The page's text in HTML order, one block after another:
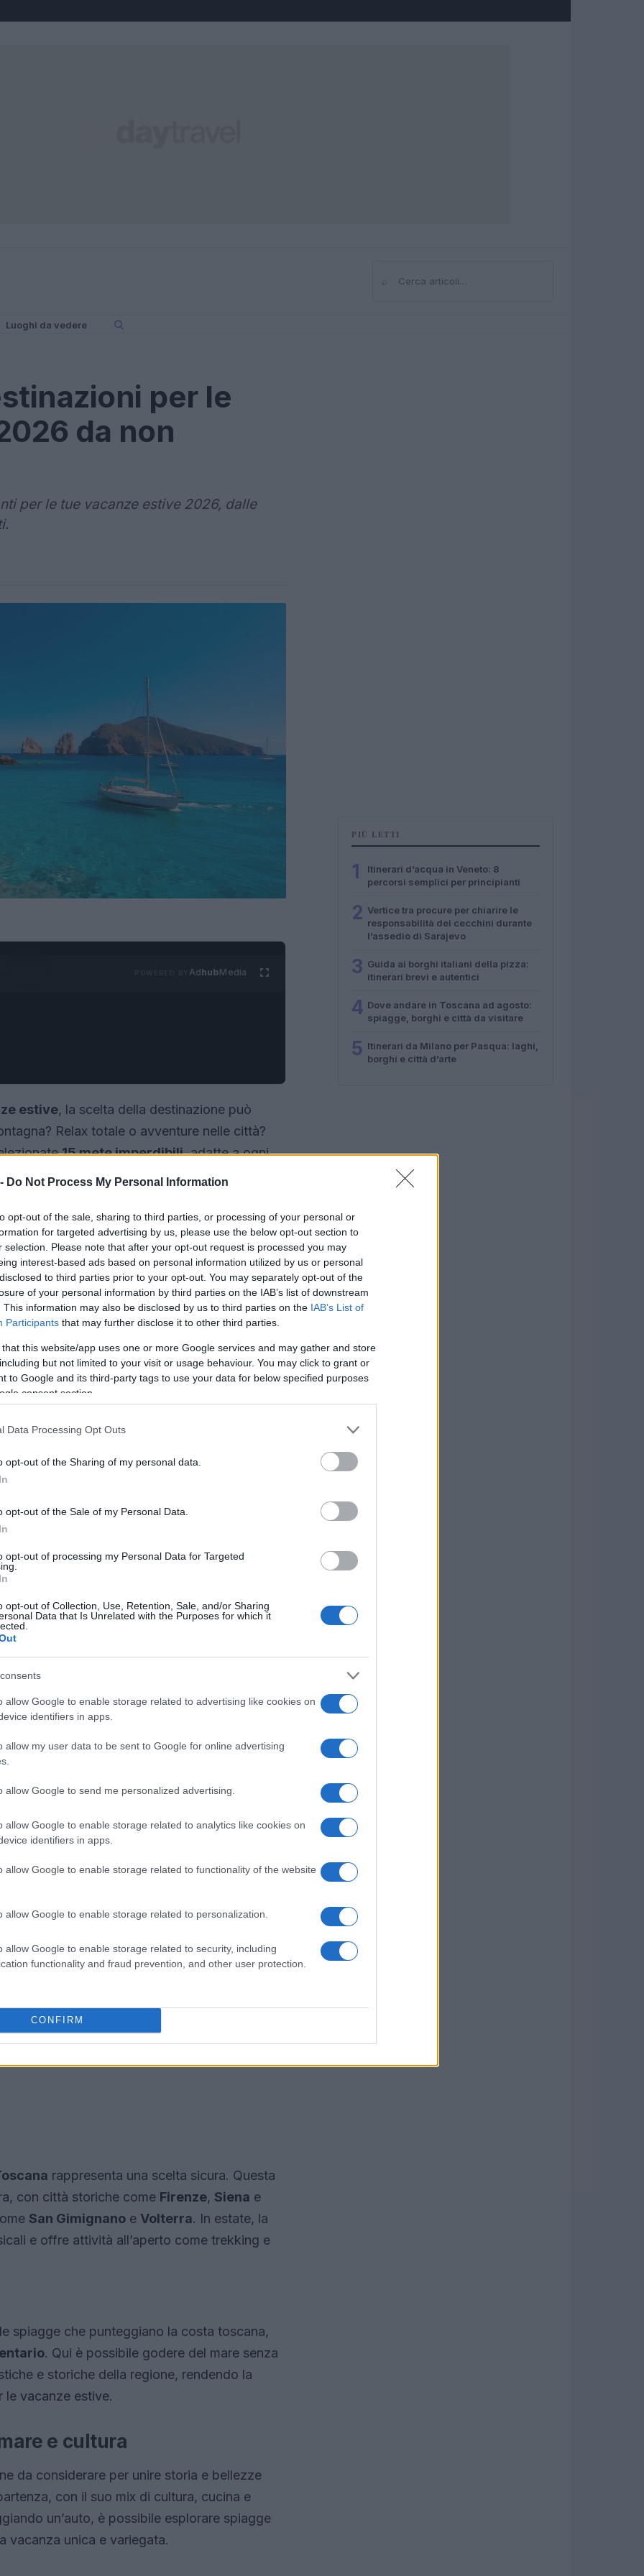
Do Not Process My Personal Information
opt-out of the sale, sharing to third parties, or processing of your personal or
for targeted advertising by us, please use the below opt-out section to
selection. Please note that after your opt-out request is processed you may
interest-based ads based on personal information utilized by us or personal
to third parties prior to your opt-out. You may separately opt-out of the
of your personal information by third parties on the IAB’s list of downstream
This information may also be disclosed by us to third parties on the IAB’s List of
Participants that may further disclose it to other third parties.
that this website/app uses one or more Google services and may gather and store
but not limited to your visit or usage behaviour. You may click to grant or
to Google and its third-party tags to use your data for below specified purposes
consent section.
Data Processing Opt Outs
opt-out of the Sharing of my personal data.
opt-out of the Sale of my Personal Data.
opt-out of processing my Personal Data for Targeted
opt-out of Collection, Use, Retention, Sale, and/or Sharing
Data that Is Unrelated with the Purposes for which it
allow Google to enable storage related to advertising like cookies on
identifiers in apps.
allow my user data to be sent to Google for online advertising
allow Google to send me personalized advertising.
allow Google to enable storage related to analytics like cookies on
identifiers in apps.
allow Google to enable storage related to functionality of the website
allow Google to enable storage related to personalization.
allow Google to enable storage related to security, including
functionality and fraud prevention, and other user protection.
CONFIRM
Cerca
Luoghi da vedere
per le
da non
per le tue vacanze estive 2026, dalle
AdhubMedia
estive, la scelta della destinazione può
Relax totale o avventure nelle città?
15 mete imperdibili, adatte a ogni
una grande avventura, le opzioni non
alla cultura dellaToscana, ci sono
di tutti.
cristallino e in paesaggi affascinanti, le
Questo arcipelago vulcanico, situato a
Le isole possono essere facilmente
e ognuna di esse ha una personalità
è possibile partire alla scoperta di isole
lussureggiante, eStromboli, famosa per il
tranquillità e natura incontaminata.
rappresenta una scelta sicura. Questa
con città storiche come Firenze, Siena e
San Gimignano e Volterra. In estate, la
e offre attività all’aperto come trekking e
spiagge che punteggiano la costa toscana,
. Qui è possibile godere del mare senza
e storiche della regione, rendendo la
le vacanze estive.
e cultura
da considerare per unire storia e bellezze
con il suo mix di cultura, cucina e
un’auto, è possibile esplorare spiagge
vacanza unica e variegata.
PIÙ LETTI
1
Itinerari d’acqua in Veneto: 8
percorsi semplici per principianti
2 Vertice tra procure per chiarire le
responsabilità dei cecchini durante
l’assedio di Sarajevo
3 Guida ai borghi italiani della pizza:
itinerari brevi e autentici
4 Dove andare in Toscana ad agosto:
spiagge, borghi e città da visitare
5 Itinerari da Milano per Pasqua: laghi,
borghi e città d’arte